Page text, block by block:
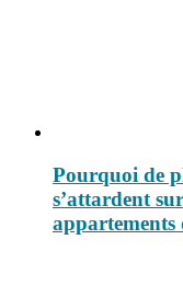
Pourquoi de
s’attardent
appartements